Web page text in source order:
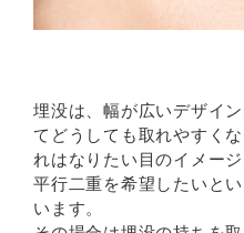
埋没は、幅が広いデザイ
てどうしても取れやすく
れはなりたい目のイメー
平行二重を希望したいと
います。